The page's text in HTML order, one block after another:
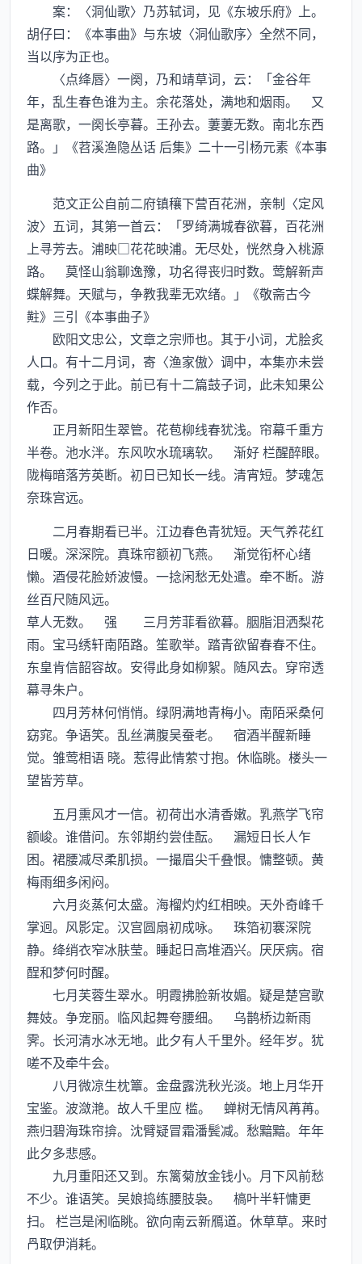
案：〈洞仙歌〉乃苏轼词，见《东坡乐府》上。
胡仔曰：《本事曲》与东坡〈洞仙歌序〉全然不同，
当以序为正也。
〈点绛唇〉一阕，乃和靖草词，云：「金谷年
年，乱生春色谁为主。余花落处，满地和烟雨。 又
是离歌，一阕长亭暮。王孙去。萋萋无数。南北东西
路。」《苕溪渔隐丛话 后集》二十一引杨元素《本事
曲》
范文正公自前二府镇穰下营百花洲，亲制〈定风
波〉五词，其第一首云：「罗绮满城春欲暮，百花洲
上寻芳去。浦映□花花映浦。无尽处，恍然身入桃源
路。 莫怪山翁聊逸豫，功名得丧归时数。莺解新声
蝶解舞。天赋与，争教我辈无欢绪。」《敬斋古今
黈》三引《本事曲子》
欧阳文忠公，文章之宗师也。其于小词，尤脍炙
人口。有十二月词，寄〈渔家傲〉调中，本集亦未尝
载，今列之于此。前已有十二篇鼓子词，此未知果公
作否。
正月新阳生翠管。花苞柳线春犹浅。帘幕千重方
半卷。池水泮。东风吹水琉璃软。 渐好 栏醒醉眼。
陇梅暗落芳英断。初日已知长一线。清宵短。梦魂怎
奈珠宫远。
二月春期看已半。江边春色青犹短。天气养花红
日暖。深深院。真珠帘额初飞燕。 渐觉衔杯心绪
懒。酒侵花脸娇波慢。一捻闲愁无处遣。牵不断。游
丝百尺随风远。
草人无数。 强 三月芳菲看欲暮。胭脂泪洒梨花
雨。宝马绣轩南陌路。笙歌举。踏青欲留春春不住。
东皇肯信韶容故。安得此身如柳絮。随风去。穿帘透
幕寻朱户。
四月芳林何悄悄。绿阴满地青梅小。南陌采桑何
窈窕。争语笑。乱丝满腹吴蚕老。 宿酒半醒新睡
觉。雏莺相语 晓。惹得此情萦寸抱。休临眺。楼头一
望皆芳草。
五月熏风才一信。初荷出水清香嫩。乳燕学飞帘
额峻。谁借问。东邻期约尝佳酝。 漏短日长人乍
困。裙腰减尽柔肌损。一撮眉尖千叠恨。慵整顿。黄
梅雨细多闲闷。
六月炎蒸何太盛。海榴灼灼红相映。天外奇峰千
掌迥。风影定。汉宫圆扇初成咏。 珠箔初褰深院
静。绛绡衣窄冰肤莹。睡起日高堆酒兴。厌厌病。宿
酲和梦何时醒。
七月芙蓉生翠水。明霞拂脸新妆媚。疑是楚宫歌
舞妓。争宠丽。临风起舞夸腰细。 乌鹊桥边新雨
霁。长河清水冰无地。此夕有人千里外。经年岁。犹
嗟不及牵牛会。
八月微凉生枕簟。金盘露洗秋光淡。地上月华开
宝鉴。波潋滟。故人千里应 槛。 蝉树无情风苒苒。
燕归碧海珠帘揜。沈臂疑冒霜潘鬓减。愁黯黯。年年
此夕多悲感。
九月重阳还又到。东篱菊放金钱小。月下风前愁
不少。谁语笑。吴娘捣练腰肢袅。 槁叶半轩慵更
扫。 栏岂是闲临眺。欲向南云新鴈道。休草草。来时
取伊消耗。